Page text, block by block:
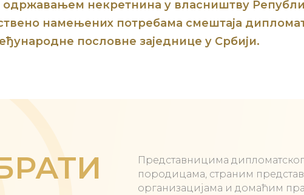
некретнина у власништву
намењених потребама смештаја
пословне заједнице у Србији.
Представницима
породицама, страним
организацијама и домаћим